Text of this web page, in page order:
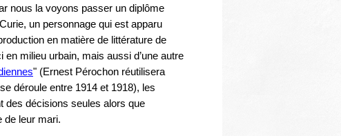
nous la voyons passer un diplôme
un personnage qui est apparu
en matière de littérature de
milieu urbain, mais aussi d’une autre
" (Ernest Pérochon réutilisera
déroule entre 1914 et 1918), les
des décisions seules alors que
de leur mari.